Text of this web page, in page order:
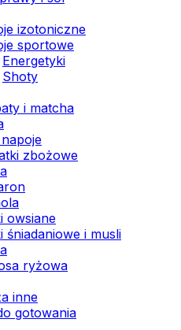
izotoniczne
sportowe
Energetyki
Shoty
i matcha
zbożowe
owsiane
śniadaniowe i musli
ryżowa
inne
gotowania